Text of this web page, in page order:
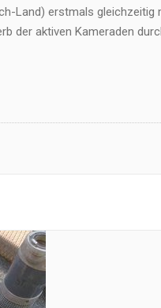
Land) erstmals gleichzeitig
der aktiven Kameraden